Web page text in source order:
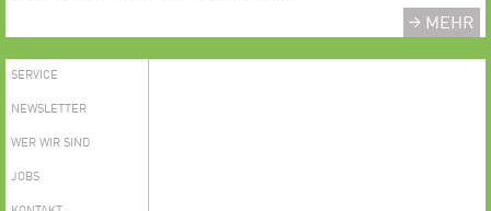
MEHR
SERVICE
NEWSLETTER
WER WIR SIND
JOBS